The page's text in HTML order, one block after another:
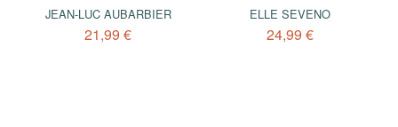
JEAN-LUC AUBARBIER
21,99 €
ELLE SEVENO
24,99 €